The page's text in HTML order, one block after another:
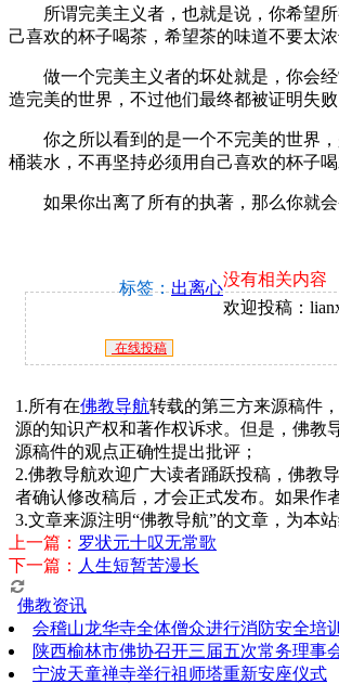
所谓完美主义者，也就是说，你希望所
己喜欢的杯子喝茶，希望茶的味道不要太浓
做一个完美主义者的坏处就是，你会经
造完美的世界，不过他们最终都被证明失
你之所以看到的是一个不完美的世界，
桶装水，不再坚持必须用自己喜欢的杯子
如果你出离了所有的执著，那么你就会
标签：出离心没有相关内容
欢迎投稿：
在线投稿
1.所有在佛教导航转载的第三方来源稿件
源的知识产权和著作权诉求。但是，佛教
源稿件的观点正确性提出批评；
2.佛教导航欢迎广大读者踊跃投稿，佛教
者确认修改稿后，才会正式发布。如果作
3.文章来源注明“佛教导航”的文章，为本
上一篇： 罗状元十叹无常歌
下一篇： 人生短暂苦漫长
佛教资讯
会稽山龙华寺全体僧众进行消防安全培训
陕西榆林市佛协召开三届五次常务理事
宁波天童禅寺举行祖师塔重新安座仪式